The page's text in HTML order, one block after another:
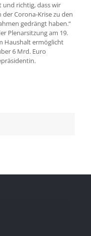
und richtig, dass wir
Corona-Krise zu den
gedrängt haben.“
Plenarsitzung am 19.
Haushalt ermöglicht
6 Mrd. Euro